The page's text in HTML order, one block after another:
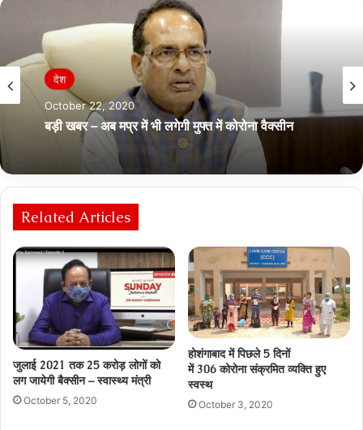
देश
October 22, 2020
बड़ी खबर – अब मप्र में भी लगेगी मुफ्त में कोरोना वैक्सीन
Related Articles
जुलाई 2021 तक 25 करोड़ लोगों को
लग जायेगी बैक्सीन – स्वास्थ्य मंत्री
October 5, 2020
होशंगाबाद में पिछले 5 दिनों
में 306 कोरोना संक्रमित व्यक्ति हुए
स्वस्थ
October 3, 2020